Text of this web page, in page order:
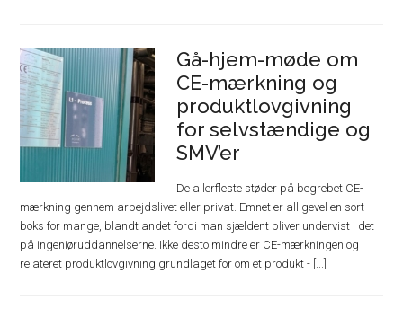
Gå-hjem-møde om
CE-mærkning og
produktlovgivning
for selvstændige og
SMV’er
De allerfleste støder på begrebet CE-
mærkning gennem arbejdslivet eller privat. Emnet er alligevel en sort
boks for mange, blandt andet fordi man sjældent bliver undervist i det
på ingeniøruddannelserne. Ikke desto mindre er CE-mærkningen og
relateret produktlovgivning grundlaget for om et produkt - [...]